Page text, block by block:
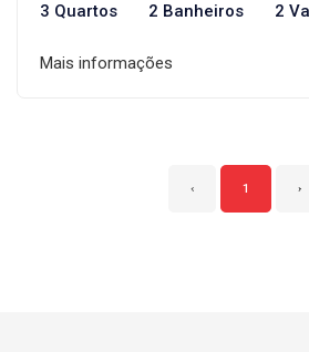
3 Quartos 2 Banheiros 2
Mais informações
‹ 1 ›